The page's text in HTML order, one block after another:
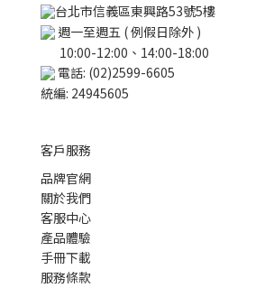
台北市信義區東興路53號5樓
週一至週五 ( 例假日除外 )
10:00-12:00、14:00-18:00
電話: (02)2599-6605
統編: 24945605
客戶服務
品牌官網
關於我們
客服中心
產品體驗
手冊下載
服務條款